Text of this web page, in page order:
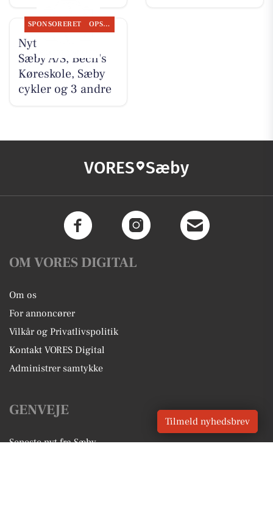
SPONSORERET OPSLAGSTAVLEN
Nyt fra Nybolig
Sæby A/S, Bech's
Køreskole, Sæby
cykler og 3 andre
VORES Sæby
OM VORES DIGITAL
Om os
For annoncører
Vilkår og Privatlivspolitik
Kontakt VORES Digital
Administrer samtykke
GENVEJE
Seneste nyt fra Sæby
Tilmeld nyhedsbrev